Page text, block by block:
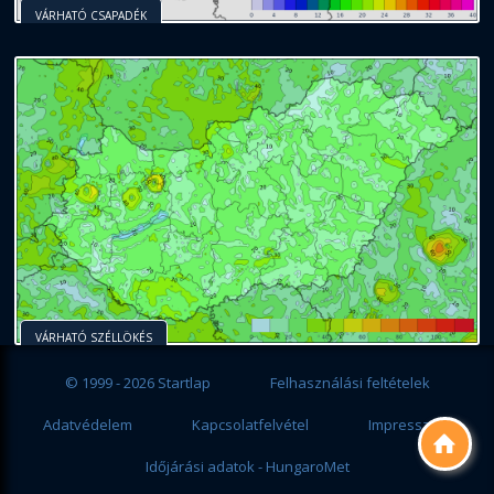

VÁRHATÓ CSAPADÉK
VÁRHATÓ SZÉLLÖKÉS
© 1999 - 2026 Startlap Felhasználási feltételek
Adatvédelem Kapcsolatfelvétel Impresszum
Időjárási adatok - HungaroMet